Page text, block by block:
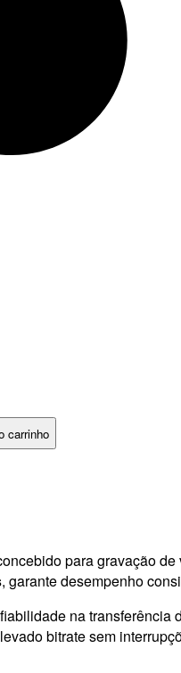
carrinho
para gravação
, garante desempenho
na
bitrate sem